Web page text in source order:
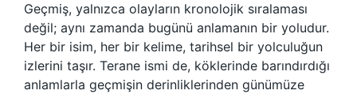
Geçmiş, yalnızca olayların kronolojik sıralaması
değil; aynı zamanda bugünü anlamanın bir yoludur.
Her bir isim, her bir kelime, tarihsel bir yolculuğun
izlerini taşır. Terane ismi de, köklerinde barındırdığı
anlamlarla geçmişin derinliklerinden günümüze